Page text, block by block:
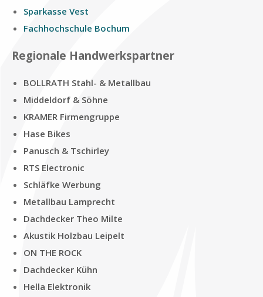
Spar­kas­se Vest
Fach­hoch­schu­le Bo­chum
Re­gio­na­le Hand­werks­part­ner
BOLLRATH Stahl- & Me­tall­bau
Mid­del­dorf & Söh­ne
KRAMER Fir­men­grup­pe
Hase Bikes
Pa­nusch & Tschir­ley
RTS Elec­tro­nic
Schläf­ke Wer­bung
Me­tall­bau Lam­precht
Dach­decker Theo Mil­te
Aku­stik Holz­bau Lei­pelt
ON THE ROCK
Dach­decker Kühn
Hel­la Elek­tro­nik